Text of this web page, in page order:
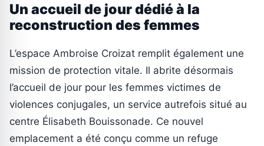
Un accueil de jour dédié à la
reconstruction des femmes
L’espace Ambroise Croizat remplit également une
mission de protection vitale. Il abrite désormais
l’accueil de jour pour les femmes victimes de
violences conjugales, un service autrefois situé au
centre Élisabeth Bouissonade. Ce nouvel
emplacement a été conçu comme un refuge